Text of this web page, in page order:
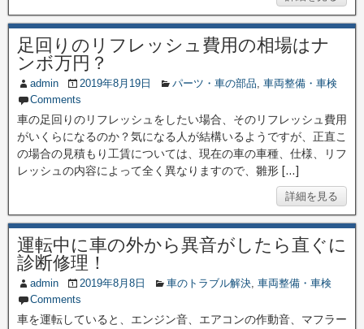
足回りのリフレッシュ費用の相場はナ
ンボ万円？
admin 2019年8月19日 パーツ・車の部品, 車両整備・車検
Comments
車の足回りのリフレッシュをしたい場合、そのリフレッシュ費用
がいくらになるのか？気になる人が結構いるようですが、正直こ
の場合の見積もり工賃については、現在の車の車種、仕様、リフ
レッシュの内容によって全く異なりますので、雛形 […]
詳細を見る
運転中に車の外から異音がしたら直ぐに
診断修理！
admin 2019年8月8日 車のトラブル解決, 車両整備・車検
Comments
車を運転していると、エンジン音、エアコンの作動音、マフラー